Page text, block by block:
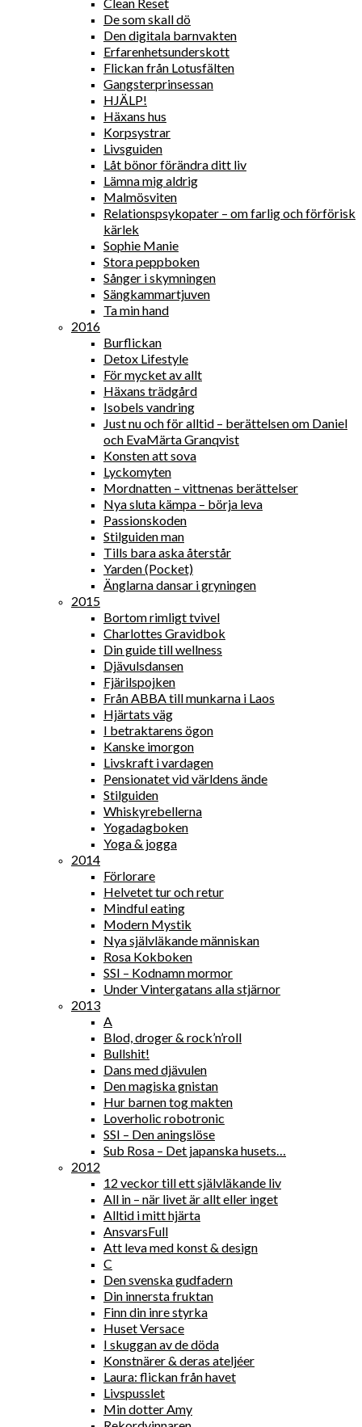
De som skall dö
Den digitala barnvakten
Erfarenhetsunderskott
Flickan från Lotusfälten
Gangsterprinsessan
HJÄLP!
Häxans hus
Korpsystrar
Livsguiden
Låt bönor förändra ditt liv
Lämna mig aldrig
Malmösviten
Relationspsykopater – om farlig och förförisk
kärlek
Sophie Manie
Stora peppboken
Sånger i skymningen
Sängkammartjuven
Ta min hand
2016
Burflickan
Detox Lifestyle
För mycket av allt
Häxans trädgård
Isobels vandring
Just nu och för alltid – berättelsen om Daniel
och EvaMärta Granqvist
Konsten att sova
Lyckomyten
Mordnatten – vittnenas berättelser
Nya sluta kämpa – börja leva
Passionskoden
Stilguiden man
Tills bara aska återstår
Yarden (Pocket)
Änglarna dansar i gryningen
2015
Bortom rimligt tvivel
Charlottes Gravidbok
Din guide till wellness
Djävulsdansen
Fjärilspojken
Från ABBA till munkarna i Laos
Hjärtats väg
I betraktarens ögon
Kanske imorgon
Livskraft i vardagen
Pensionatet vid världens ände
Stilguiden
Whiskyrebellerna
Yogadagboken
Yoga & jogga
2014
Förlorare
Helvetet tur och retur
Mindful eating
Modern Mystik
Nya självläkande människan
Rosa Kokboken
SSI – Kodnamn mormor
Under Vintergatans alla stjärnor
2013
A
Blod, droger & rock’n’roll
Bullshit!
Dans med djävulen
Den magiska gnistan
Hur barnen tog makten
Loverholic robotronic
SSI – Den aningslöse
Sub Rosa – Det japanska husets…
2012
12 veckor till ett självläkande liv
All in – när livet är allt eller inget
Alltid i mitt hjärta
AnsvarsFull
Att leva med konst & design
C
Den svenska gudfadern
Din innersta fruktan
Finn din inre styrka
Huset Versace
I skuggan av de döda
Konstnärer & deras ateljéer
Laura: flickan från havet
Livspusslet
Min dotter Amy